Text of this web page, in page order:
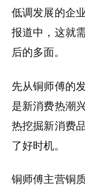
低调发展的企
报道中，这就
后的多面。
先从铜师傅的
是新消费热潮
热挖掘新消费
了好时机。
铜师傅主营铜